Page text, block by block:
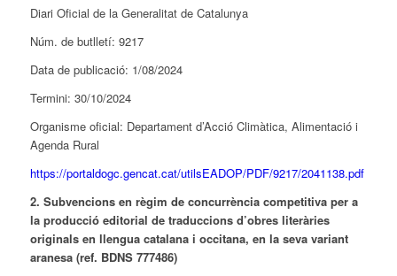
Diari Oficial de la Generalitat de Catalunya
Núm. de butlletí: 9217
Data de publicació: 1/08/2024
Termini: 30/10/2024
Organisme oficial: Departament d’Acció Climàtica, Alimentació i
Agenda Rural
https://portaldogc.gencat.cat/utilsEADOP/PDF/9217/2041138.pdf
2. Subvencions en règim de concurrència competitiva per a
la producció editorial de traduccions d’obres literàries
originals en llengua catalana i occitana, en la seva variant
aranesa (ref. BDNS 777486)